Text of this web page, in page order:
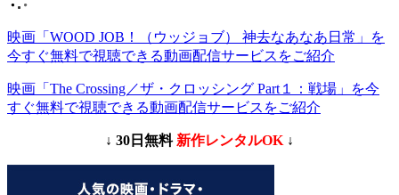
映画「WOOD JOB！（ウッジョブ） 神去なあなあ日常」を
今すぐ無料で視聴できる動画配信サービスをご紹介
映画「The Crossing／ザ・クロッシング Part１：戦場」を今
すぐ無料で視聴できる動画配信サービスをご紹介
↓ 30日無料 新作レンタルOK ↓